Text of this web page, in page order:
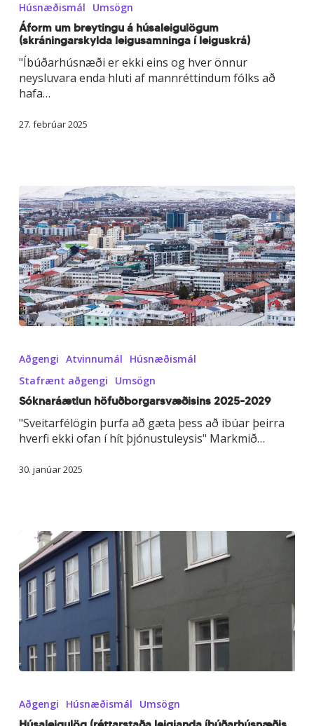
breytingu
á
húsaleigulögum
(skráningarskylda
leigusamninga
í
Húsnæðismál Umsögn
Áform um breytingu á húsaleigulögum
(skráningarskylda leigusamninga í leiguskrá)
"Íbúðarhúsnæði er ekki eins og hver önnur
neysluvara enda hluti af mannréttindum fólks að
hafa…
27. febrúar 2025
2025-
2029
Aðgengi Atvinnumál
Húsnæðismál
Stafrænt aðgengi
Umsögn
Sóknaráætlun höfuðborgarsvæðisins 2025-2029
"Sveitarfélögin þurfa að gæta þess að íbúar þeirra
hverfi ekki ofan í hít þjónustuleysis" Markmið…
30. janúar 2025
leigjanda
Aðgengi Húsnæðismál Umsögn